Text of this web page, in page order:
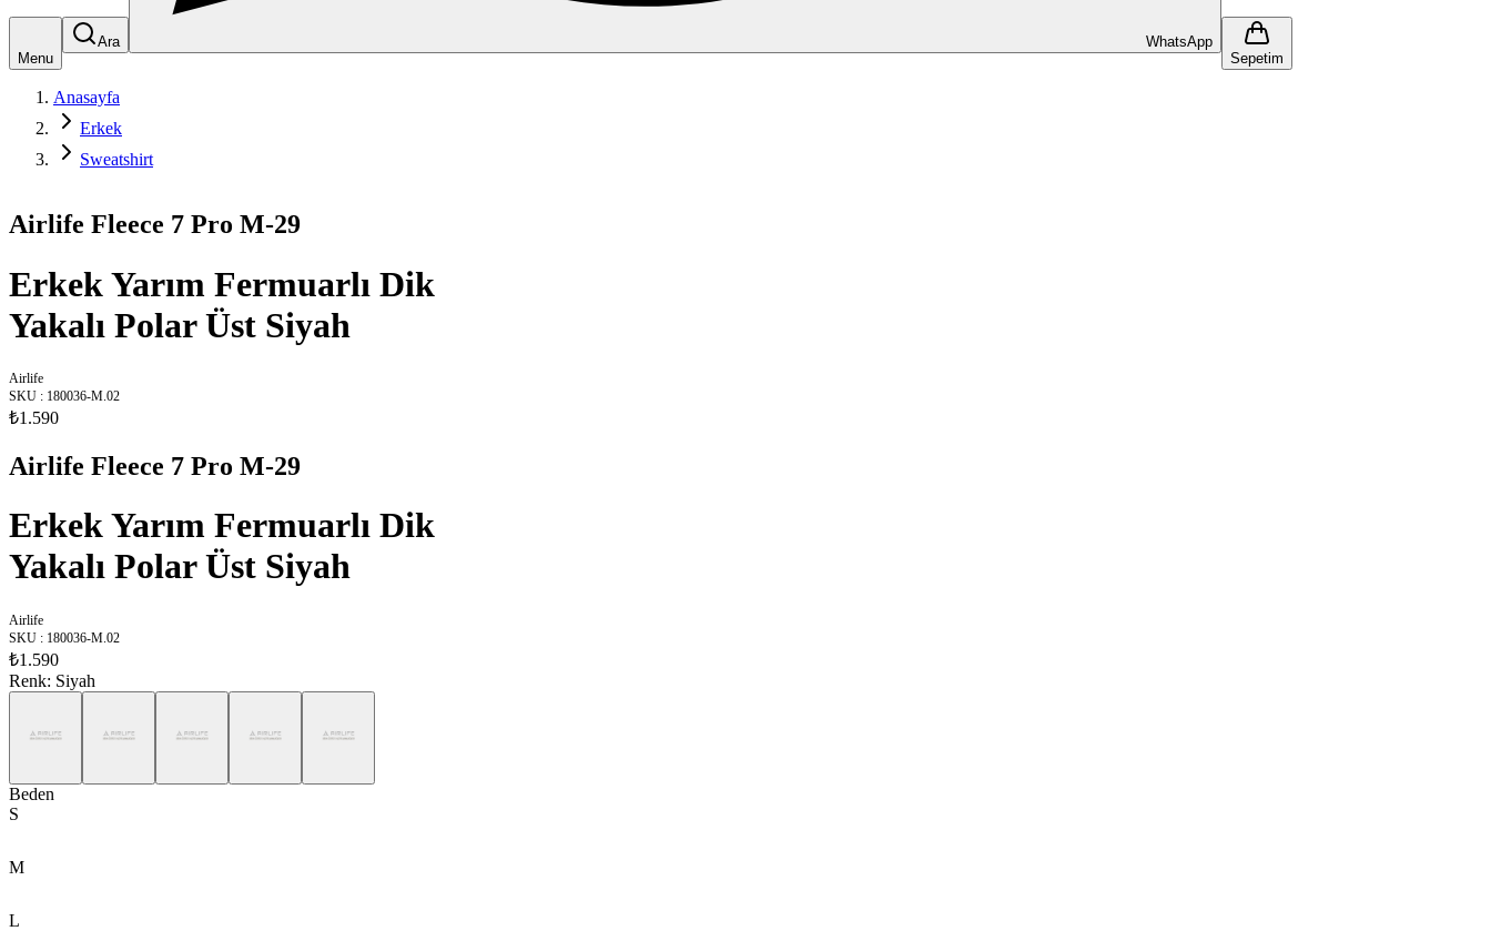
Menu
Ara
WhatsApp
Sepetim
Anasayfa
Erkek
Sweatshirt
Airlife Fleece 7 Pro M-29
Erkek Yarım Fermuarlı Dik
Yakalı Polar Üst Siyah
Airlife
SKU : 180036-M.02
₺1.590
Airlife Fleece 7 Pro M-29
Erkek Yarım Fermuarlı Dik
Yakalı Polar Üst Siyah
Airlife
SKU : 180036-M.02
₺1.590
Renk: Siyah
Beden
S
M
L